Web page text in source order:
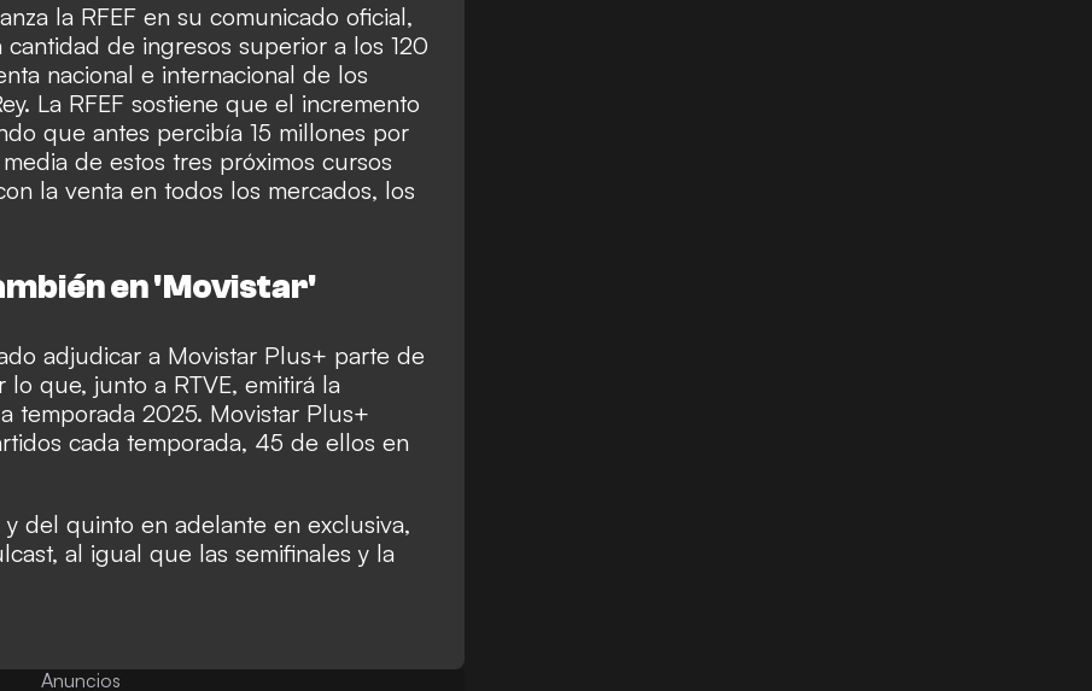
la RFEF en su comunicado oficial,
de ingresos superior a los 120
nacional e internacional de los
La RFEF sostiene que el incremento
que antes percibía 15 millones por
de estos tres próximos cursos
la venta en todos los mercados, los
en 'Movistar'
adjudicar a Movistar Plus+ parte de
lo que, junto a RTVE, emitirá la
temporada 2025. Movistar Plus+
cada temporada, 45 de ellos en
del quinto en adelante en exclusiva,
al igual que las semifinales y la
Anuncios